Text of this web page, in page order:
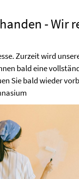
- Wir
Zurzeit wird
bald eine
Sie bald wieder